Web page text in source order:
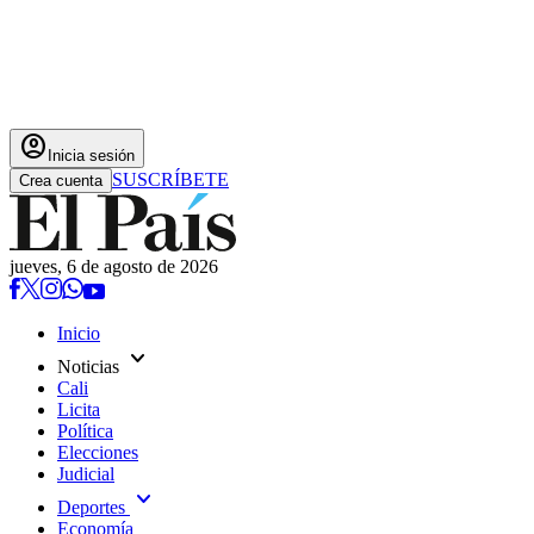
account_circle Inicia sesión
Crea cuenta SUSCRÍBETE
jueves, 6 de agosto de 2026
Inicio
Noticias expand_more
Cali
Licita
Política
Elecciones
Judicial
Deportes expand_more
Economía